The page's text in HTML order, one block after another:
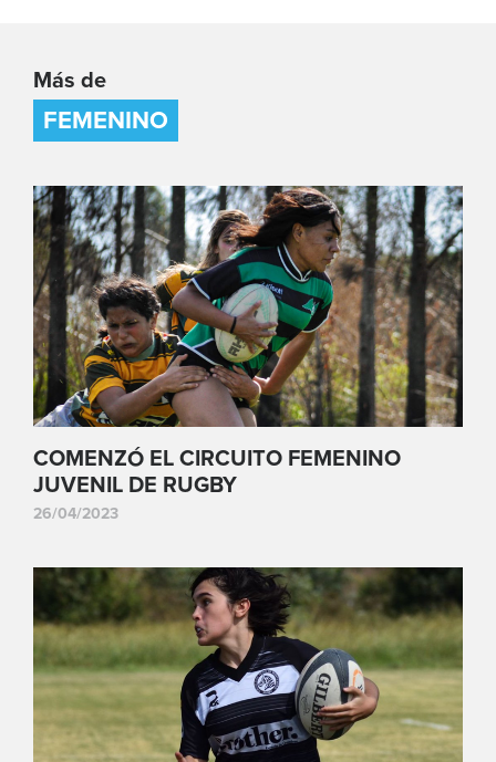
Más de
FEMENINO
COMENZÓ EL CIRCUITO FEMENINO
JUVENIL DE RUGBY
26/04/2023